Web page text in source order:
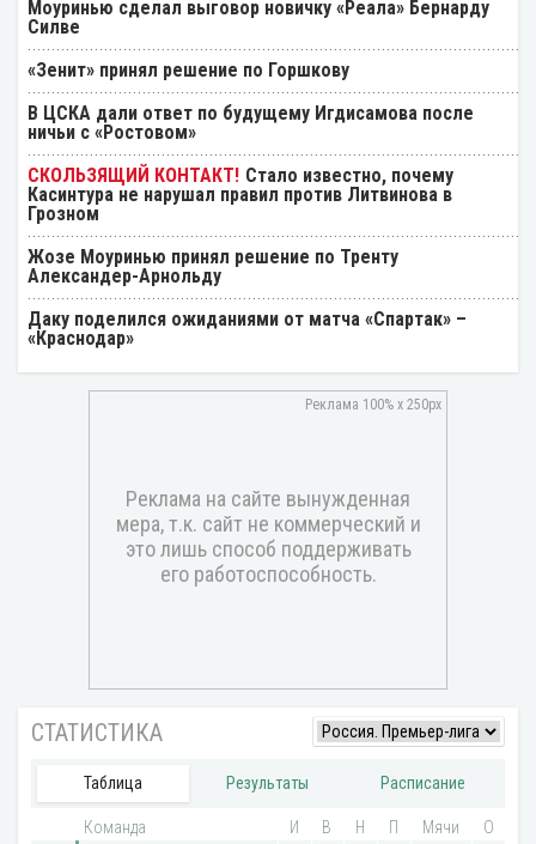
Моуринью сделал выговор новичку «Реала» Бернарду
Силве
«Зенит» принял решение по Горшкову
В ЦСКА дали ответ по будущему Игдисамова после
ничьи с «Ростовом»
Стало известно, почему
Касинтура не нарушал правил против Литвинова в
Грозном
Жозе Моуринью принял решение по Тренту
Александер-Арнольду
Даку поделился ожиданиями от матча «Спартак» –
«Краснодар»